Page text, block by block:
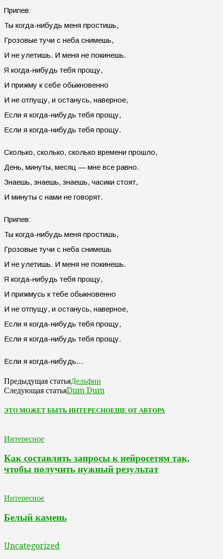
Припев:
Ты когда-нибудь меня простишь,
Грозовые тучи с неба снимешь,
И не улетишь. И меня не покинешь.
Я когда-нибудь тебя прощу,
И прижму к себе обыкновенно
И не отпущу, и останусь, наверное,
Если я когда-нибудь тебя прощу,
Если я когда-нибудь тебя прощу.
Сколько, сколько, сколько времени прошло,
День, минуты, месяц — мне все равно.
Знаешь, знаешь, знаешь, часики стоят,
И минуты с нами не говорят.
Припев:
Ты когда-нибудь меня простишь,
Грозовые тучи с неба снимешь
И не улетишь. И меня не покинешь.
Я когда-нибудь тебя прощу,
И прижмусь к тебе обыкновенно
И не отпущу, и останусь, наверное,
Если я когда-нибудь тебя прощу,
Если я когда-нибудь тебя прощу.
Если я когда-нибудь…
Предыдущая статьяДельфин
Следующая статьяDum Dum
ЭТО МОЖЕТ БЫТЬ ИНТЕРЕСНОЕЩЕ ОТ АВТОРА
Интересное
Как составлять запросы к нейросетям так,
чтобы получить нужный результат
Интересное
Белый камень
Uncategorized